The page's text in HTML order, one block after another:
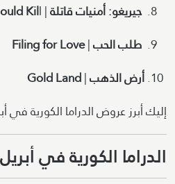
جيريغو: أمنيات قاتلة|
Kil
طلب الحب|
Filing for Love
أرض الذهب|
Gold Land
إليك أبرز عروض الدراما الكورية في
الدراما الكورية في أبريل 2026: